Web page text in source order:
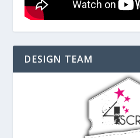
DESIGN TEAM